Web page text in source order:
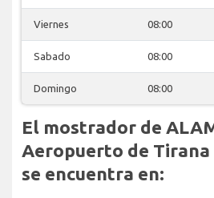
Viernes 08:00
Sabado 08:00
Domingo 08:00
El mostrador de
Aeropuerto de
se encuentra en: